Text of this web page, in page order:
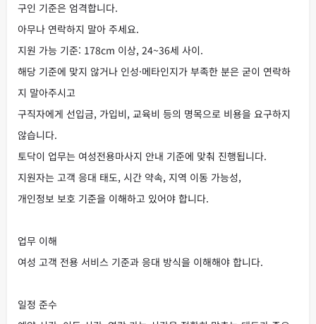
구인 기준은 엄격합니다.
아무나 연락하지 말아 주세요.
지원 가능 기준: 178cm 이상, 24~36세 사이.
해당 기준에 맞지 않거나 인성·메타인지가 부족한 분은 굳이 연락하
지 말아주시고
구직자에게 선입금, 가입비, 교육비 등의 명목으로 비용을 요구하지
않습니다.
토닥이 업무는 여성전용마사지 안내 기준에 맞춰 진행됩니다.
지원자는 고객 응대 태도, 시간 약속, 지역 이동 가능성,
개인정보 보호 기준을 이해하고 있어야 합니다.
업무 이해
여성 고객 전용 서비스 기준과 응대 방식을 이해해야 합니다.
일정 준수